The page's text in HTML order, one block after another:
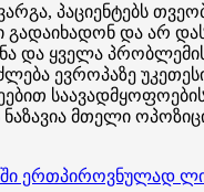
ვარგა, პაციენტებს
გადაიხადონ და არ
და ყველა
ევროპაზე უკეთესი
მთელი
ერთპიროვნულად